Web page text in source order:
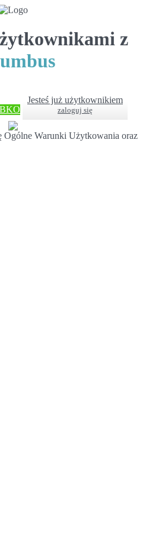
z
Jesteś już użytkownikiem
zaloguj się
Ogólne Warunki Użytkowania oraz